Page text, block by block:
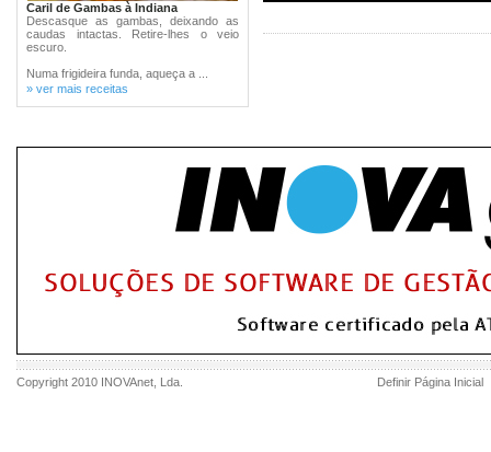
Caril de Gambas à Indiana
Descasque as gambas, deixando as
caudas intactas. Retire-lhes o veio
escuro.
Numa frigideira funda, aqueça a ...
» ver mais receitas
Copyright 2010 INOVAnet , Lda. Definir Página Inicial